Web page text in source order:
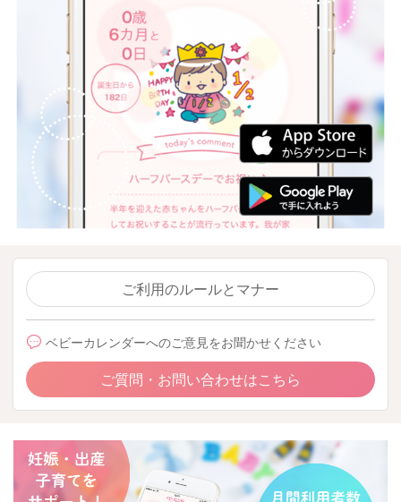
ご利用のルールとマナー
ベビーカレンダーへのご意見をお聞かせください
ご質問・お問い合わせはこちら